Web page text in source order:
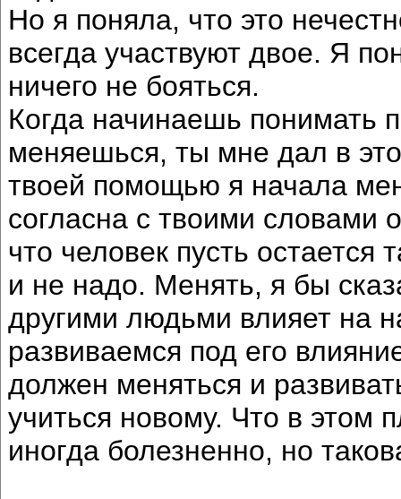
Но я поняла, что это
всегда участвуют двое. Я
ничего не бояться.
Когда начинаешь понимать
меняешься, ты мне дал в
твоей помощью я начала
согласна с твоими словами
что человек пусть остается
и не надо. Менять, я бы
другими людьми влияет на
развиваемся под его
должен меняться и
учиться новому. Что в этом
иногда болезненно, но